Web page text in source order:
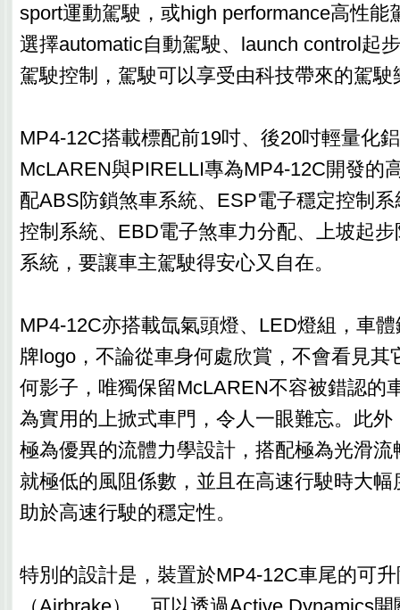
sport運動駕駛，或high performance高性能
選擇automatic自動駕駛、launch control起
駕駛控制，駕駛可以享受由科技帶來的駕駛
MP4-12C搭載標配前19吋、後20吋輕量化
McLAREN與PIRELLI專為MP4-12C開發的
配ABS防鎖煞車系統、ESP電子穩定控制
控制系統、EBD電子煞車力分配、上坡起
系統，要讓車主駕駛得安心又自在。
MP4-12C亦搭載氙氣頭燈、LED燈組，車
牌logo，不論從車身何處欣賞，不會看見其
何影子，唯獨保留McLAREN不容被錯認的
為實用的上掀式車門，令人一眼難忘。此外
極為優異的流體力學設計，搭配極為光滑
就極低的風阻係數，並且在高速行駛時大
助於高速行駛的穩定性。
特別的設計是，裝置於MP4-12C車尾的可